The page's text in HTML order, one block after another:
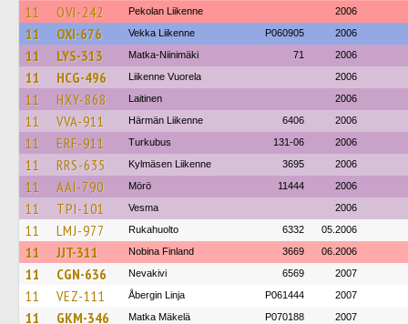
11 OVI-242 Pekolan Liikenne 2006
11 OXI-676 Vekka Liikenne P060905 2006
11 LYS-313 Matka-Niinimäki 71 2006
11 HCG-496 Liikenne Vuorela 2006
11 HXY-868 Laitinen 2006
11 VVA-911 Härmän Liikenne 6406 2006
11 ERF-911 Turkubus 131-06 2006
11 RRS-635 Kylmäsen Liikenne 3695 2006
11 AAI-790 Mörö 11444 2006
11 TPI-101 Vesma 2006
11 LMJ-977 Rukahuolto 6332 05.2006
11 JJT-311 Nobina Finland 3669 06.2006
11 CGN-636 Nevakivi 6569 2007
11 VEZ-111 Åbergin Linja P061444 2007
11 GKM-346 Matka Mäkelä P070188 2007